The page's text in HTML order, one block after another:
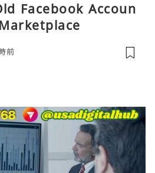
Facebook Accoun
前